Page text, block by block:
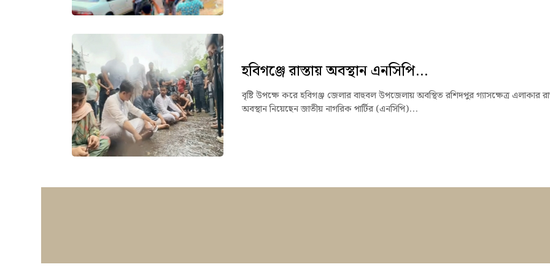
হবিগঞ্জে রাস্তায় অবস্থান এনসিপি...
বৃষ্টি উপক্ষে করে হবিগঞ্জ জেলার বাহুবল উপজেলায় অবস্থিত রশিদপুর গ্যাসক্ষেত্র এলাকার
অবস্থান নিয়েছেন জাতীয় নাগরিক পার্টির (এনসিপি)...